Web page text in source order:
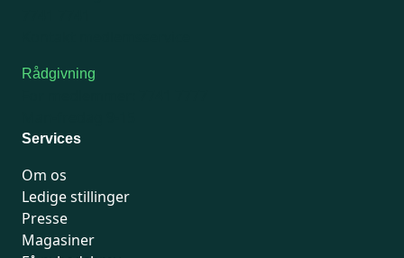
Rådgivning
Services
Om os
Ledige stillinger
Presse
Magasiner